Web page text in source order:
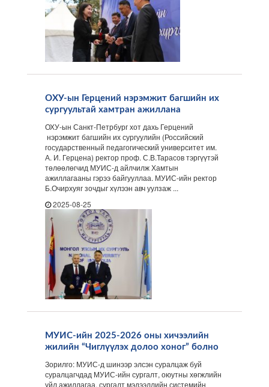
ОХУ-ын Герцений нэрэмжит багшийн их
сургуультай хамтран ажиллана
ОХУ-ын Санкт-Петрбург хот дахь Герцений
нэрэмжит багшийн их сургуулийн (Российский
государственный педагогический университет им.
А. И. Герцена) ректор проф. С.В.Тарасов тэргүүтэй
төлөөлөгчид МУИС-д айлчилж Хамтын
ажиллагааны гэрээ байгууллаа. МУИС-ийн ректор
Б.Очирхуяг зочдыг хүлээн авч уулзаж ...
2025-08-25
МУИС-ийн 2025-2026 оны хичээлийн
жилийн “Чиглүүлэх долоо хоног” болно
Зорилго: МУИС-д шинээр элсэн суралцаж буй
суралцагчдад МУИС-ийн сургалт, оюутны хөгжлийн
үйл ажиллагаа, сургалт мэдээллийн системийн